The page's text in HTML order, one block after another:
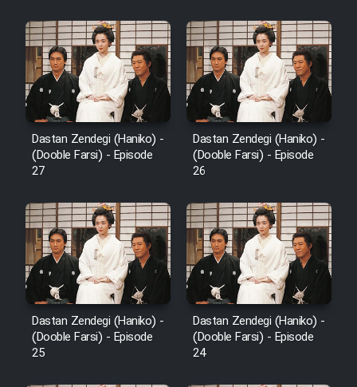
Mostanad Margbartarin
Heyvanat Donya - Dooble Farsi
Film Toofangar (Dooble Farsi)
Film Velgarde Vahshi (Dooble
Farsi)
Dastan Zendegi (Haniko) -
(Dooble Farsi) - Episode
27
Dastan Zendegi (Haniko) -
(Dooble Farsi) - Episode
26
Dastan Zendegi (Haniko) -
(Dooble Farsi) - Episode
25
Dastan Zendegi (Haniko) -
(Dooble Farsi) - Episode
24